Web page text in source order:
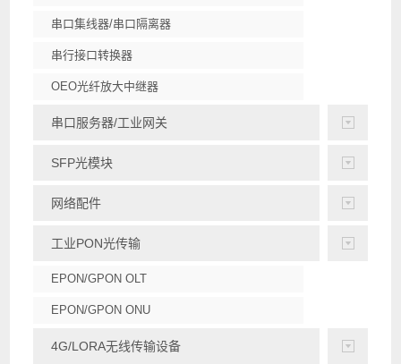
串口集线器/串口隔离器
串行接口转换器
OEO光纤放大中继器
串口服务器/工业网关
SFP光模块
网络配件
工业PON光传输
EPON/GPON OLT
EPON/GPON ONU
4G/LORA无线传输设备